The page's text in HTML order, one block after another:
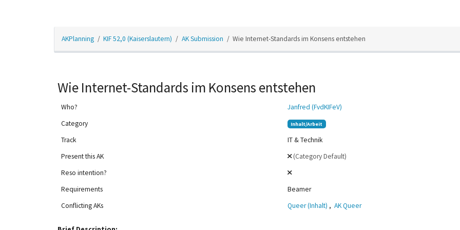
AKPlanning KIF 52,0 (Kaiserslautern) AK Submission Wie Internet-Standards im Konsens entstehen
Wie Internet-Standards im Konsens entstehen
Who?
Janfred (FvdKIFeV)
Category
Inhalt/Arbeit
Track
IT & Technik
Present this AK
(Category Default)
Reso intention?
Requirements
Beamer
Conflicting AKs
Queer (Inhalt) , AK Queer